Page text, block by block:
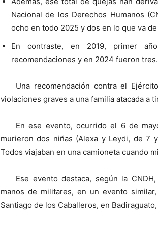
Nacional de los Derechos Humanos
ocho en todo 2025 y dos en lo que va
En contraste, en 2019, primer
recomendaciones y en 2024 fueron tres.
Una recomendación contra el
violaciones graves a una familia atacada a
En ese evento, ocurrido el 6 de
murieron dos niñas (Alexa y Leydi, de 7
Todos viajaban en una camioneta cuando
Ese evento destaca, según la
manos de militares, en un evento
Santiago de los Caballeros, en